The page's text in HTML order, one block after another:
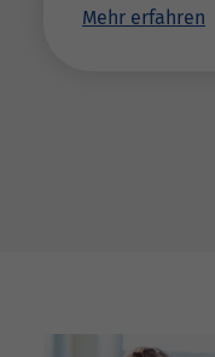
Mehr erfahren